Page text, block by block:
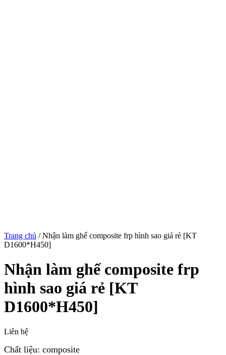
Trang chủ /Nhận làm ghế composite frp hình sao giá rẻ [KT
D1600*H450]
Nhận làm ghế composite frp
hình sao giá rẻ [KT
D1600*H450]
Liên hệ
Chất liệu: composite